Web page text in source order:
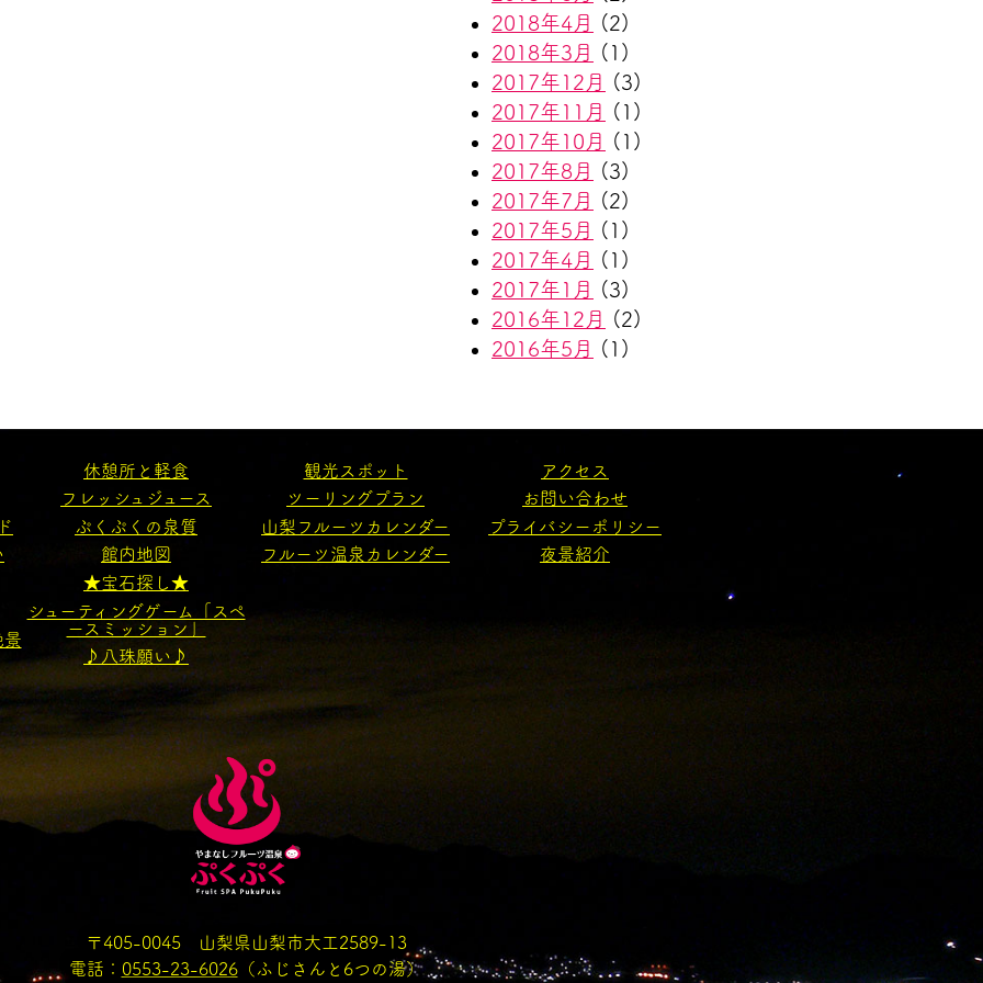
2018年4月
(2)
2018年3月
(1)
2017年12月
(3)
2017年11月
(1)
2017年10月
(1)
2017年8月
(3)
2017年7月
(2)
2017年5月
(1)
2017年4月
(1)
2017年1月
(3)
2016年12月
(2)
2016年5月
(1)
景
休憩所と軽食
フレッシュジュース
ぷくぷくの泉質
館内地図
★宝石探し★
シューティングゲーム「スペ
ースミッション」
♪八珠願い♪
観光スポット
ツーリングプラン
山梨フルーツカレンダー
フルーツ温泉カレンダー
アクセス
お問い合わせ
プライバシーポリシー
夜景紹介
〒405-0045 山梨県山梨市大工2589-13
電話： 0553-23-6026（ふじさんと6つの湯）